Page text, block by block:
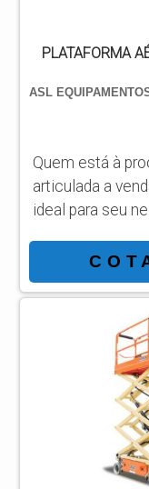
PLATAFORMA
ASL
Quem está à
articulada a
ideal para seu
e achando a líder
assunto é
venda, com os
Equipamentos
qualidade e
SOBRE
ARTICULADA A
maneiras